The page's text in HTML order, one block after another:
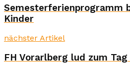
Semesterferienprogramm
Kinder
nächster Artikel
FH Vorarlberg lud zum